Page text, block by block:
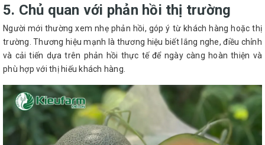
5. Chủ quan với phản hồi thị trường
Người mới thường xem nhẹ phản hồi, góp ý từ khách hàng hoặc thị
trường. Thương hiệu mạnh là thương hiệu biết lắng nghe, điều chỉnh
và cải tiến dựa trên phản hồi thực tế để ngày càng hoàn thiện và
phù hợp với thị hiếu khách hàng.